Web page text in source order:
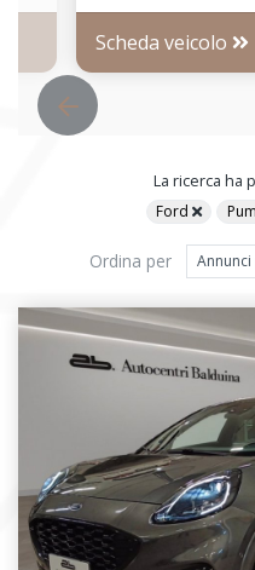
Scheda veicolo
La ricerca ha
Ford
Ordina per